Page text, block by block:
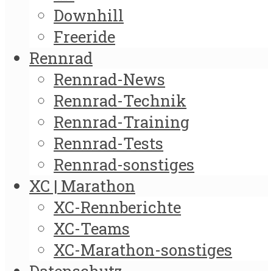
Downhill
Freeride
Rennrad
Rennrad-News
Rennrad-Technik
Rennrad-Training
Rennrad-Tests
Rennrad-sonstiges
XC | Marathon
XC-Rennberichte
XC-Teams
XC-Marathon-sonstiges